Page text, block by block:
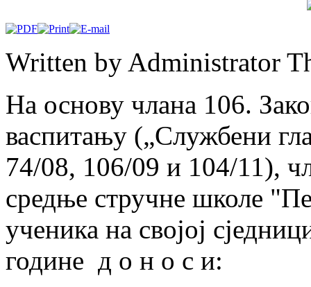
Written by Administrator
На основу члана 106.
васпитању („Службени
74/08, 106/09 и 104/11),
средње стручне школе
ученика на својој
године д о н о с и: